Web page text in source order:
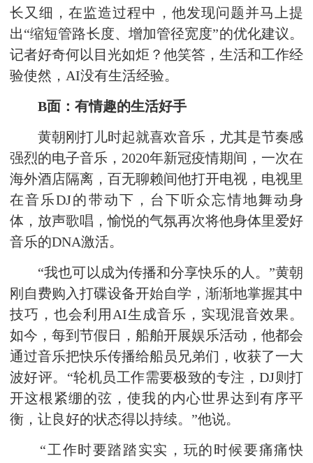
长又细，在监造过程中，他发现问题并马上提
出“缩短管路长度、增加管径宽度”的优化建议。
记者好奇何以目光如炬？他笑答，生活和工作经
验使然，AI没有生活经验。
B面：有情趣的生活好手
黄朝刚打儿时起就喜欢音乐，尤其是节奏感
强烈的电子音乐，2020年新冠疫情期间，一次在
海外酒店隔离，百无聊赖间他打开电视，电视里
在音乐DJ的带动下，台下听众忘情地舞动身
体，放声歌唱，愉悦的气氛再次将他身体里爱好
音乐的DNA激活。
“我也可以成为传播和分享快乐的人。”黄朝
刚自费购入打碟设备开始自学，渐渐地掌握其中
技巧，也会利用AI生成音乐，实现混音效果。
如今，每到节假日，船舶开展娱乐活动，他都会
通过音乐把快乐传播给船员兄弟们，收获了一大
波好评。“轮机员工作需要极致的专注，DJ则打
开这根紧绷的弦，使我的内心世界达到有序平
衡，让良好的状态得以持续。”他说。
“工作时要踏踏实实，玩的时候要痛痛快